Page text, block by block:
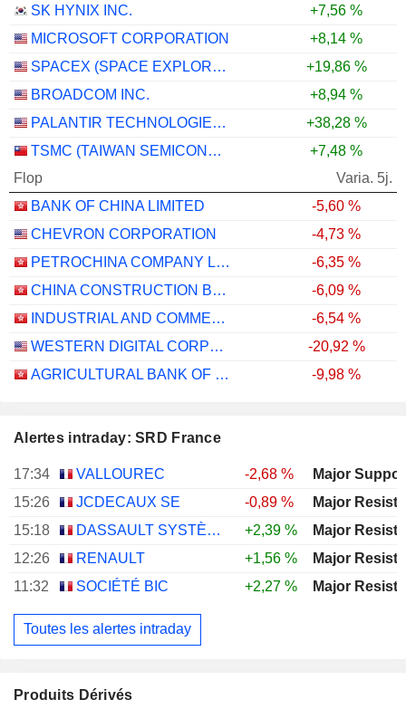
SK HYNIX INC.
+7,56 %
MICROSOFT CORPORATION
+8,14 %
SPACEX (SPACE EXPLORATION TECHNOLOGIES)
+19,86 %
BROADCOM INC.
+8,94 %
PALANTIR TECHNOLOGIES INC.
+38,28 %
TSMC (TAIWAN SEMICONDUCTOR MANUFACTURING COMPANY)
+7,48 %
Flop
Varia. 5j.
BANK OF CHINA LIMITED
-5,60 %
CHEVRON CORPORATION
-4,73 %
PETROCHINA COMPANY LIMITED
-6,35 %
CHINA CONSTRUCTION BANK CORPORATION
-6,09 %
INDUSTRIAL AND COMMERCIAL BANK OF CHINA LIMITED
-6,54 %
WESTERN DIGITAL CORPORATION
-20,92 %
AGRICULTURAL BANK OF CHINA LIMITED
-9,98 %
Alertes intraday: SRD France
17:34 VALLOUREC
-2,68 %
15:26
JCDECAUX SE
-0,89 %
15:18
DASSAULT SYSTÈMES SE
+2,39 %
12:26
RENAULT
+1,56 %
11:32
SOCIÉTÉ BIC +2,27 %
Toutes les alertes intraday
Produits Dérivés